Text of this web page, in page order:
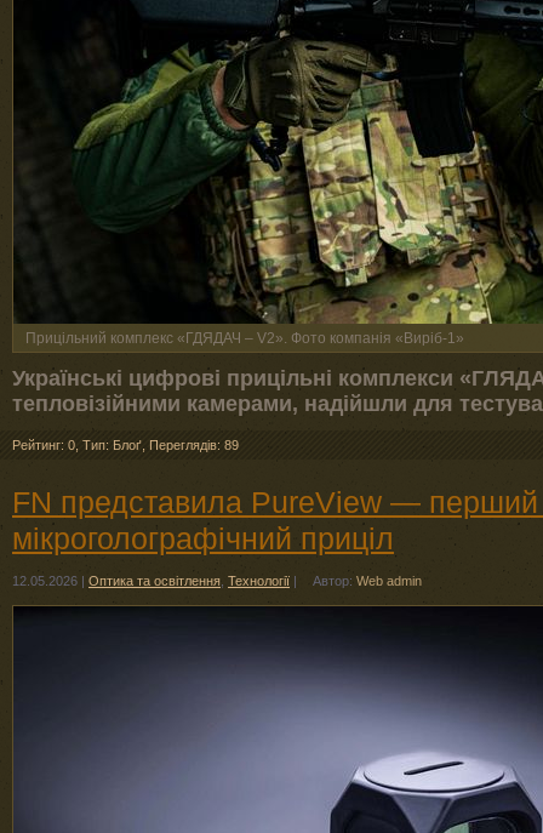
Прицільний комплекс «ГДЯДАЧ – V2». Фото компанія «Виріб-1»
Українські цифрові прицільні комплекси
тепловізійними камерами, надійшли для
Рейтинг: 0 Тип: Блоґ Переглядів: 89
FN представила PureView — перший
мікроголографічний приціл
12.05.2026 | Оптика та освітлення Технології | Автор: Web admin